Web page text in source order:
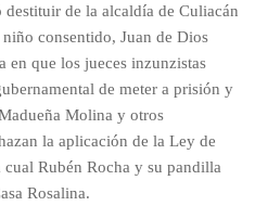
de la alcaldía de Culiacán
consentido, Juan de Dios
que los jueces inzunzistas
de meter a prisión y
Molina y otros
la aplicación de la Ley de
Rubén Rocha y su pandilla
Rosalina.